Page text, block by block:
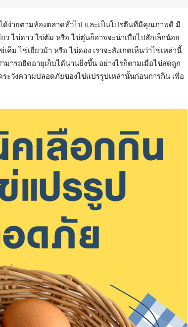
ด้ง่ายตามท้องตลาดทั่วไป และเป็นโปรตีนที่มีคุณภาพดี มี
ไข่ดาว ไข่ต้ม หรือ ไข่ตุ๋นก็อาจจะน่าเบื่อไปสักเล็กน้อย
ม ไข่เยี่ยวม้า หรือ ไข่ดอง เราจะสังเกตเห็นว่าไข่เหล่านี้
ารถยืดอายุเก็บได้นานยิ่งขึ้น อย่างไรก็ตามเมื่อไข่สดถูก
ระวังความปลอดภัยของไข่แปรรูปเหล่านั้นก่อนการกิน เพื่อ